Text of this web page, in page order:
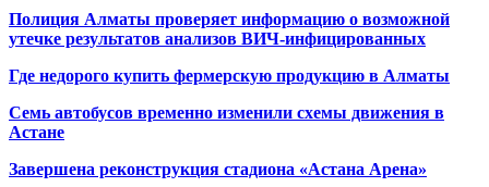
Полиция Алматы проверяет информацию о возможной
утечке результатов анализов ВИЧ-инфицированных
Где недорого купить фермерскую продукцию в Алматы
Семь автобусов временно изменили схемы движения в
Астане
Завершена реконструкция стадиона «Астана Арена»